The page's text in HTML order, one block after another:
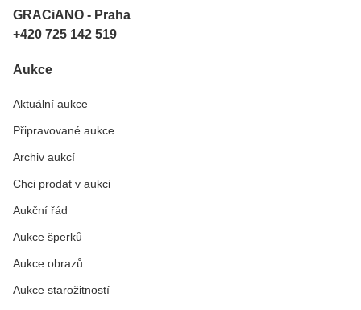
GRACiANO - Praha
+420 725 142 519
Aukce
Aktuální aukce
Připravované aukce
Archiv aukcí
Chci prodat v aukci
Aukční řád
Aukce šperků
Aukce obrazů
Aukce starožitností